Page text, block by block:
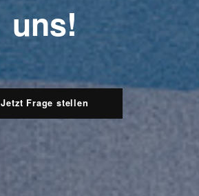
uns!
Jetzt Frage stellen